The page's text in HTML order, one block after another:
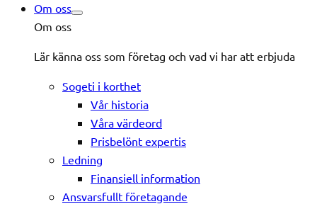
Om oss
Om oss
Lär känna oss som företag och vad vi har att erbjuda
Sogeti i korthet
Vår historia
Våra värdeord
Prisbelönt expertis
Ledning
Finansiell information
Ansvarsfullt företagande